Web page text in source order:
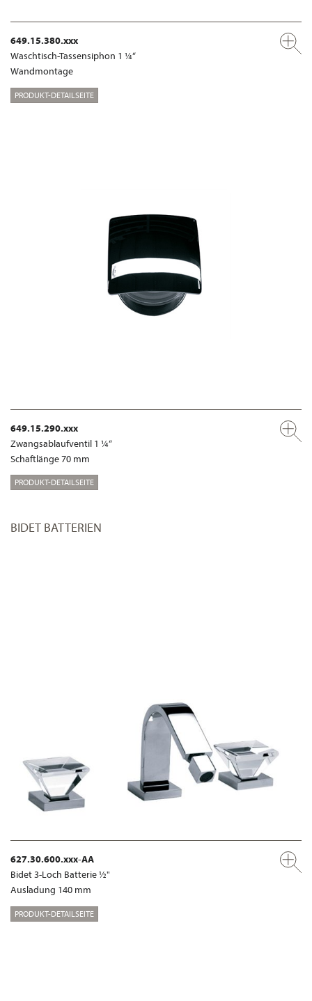
649.15.380.xxx
Waschtisch-Tassensiphon 1 ¼“
Wandmontage
PRODUKT-DETAILSEITE
649.15.290.xxx
Zwangsablaufventil 1 ¼“
Schaftlänge 70 mm
PRODUKT-DETAILSEITE
BIDET BATTERIEN
627.30.600.xxx-AA
Bidet 3-Loch Batterie ½"
Ausladung 140 mm
PRODUKT-DETAILSEITE